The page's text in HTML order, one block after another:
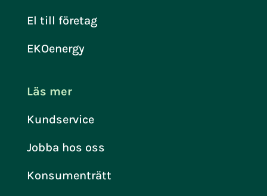
El till företag
EKOenergy
Läs mer
Kundservice
Jobba hos oss
Konsumenträtt